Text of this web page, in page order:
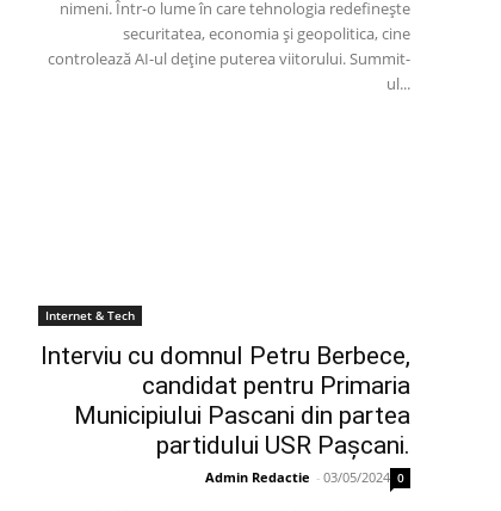
nimeni. Într-o lume în care tehnologia redefinește
securitatea, economia și geopolitica, cine
controlează AI-ul deține puterea viitorului. Summit-
ul...
Internet & Tech
Interviu cu domnul Petru Berbece,
candidat pentru Primaria
Municipiului Pascani din partea
partidului USR Pașcani.
Admin Redactie - 03/05/2024 0